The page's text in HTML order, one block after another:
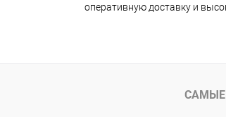
оперативную доставку и